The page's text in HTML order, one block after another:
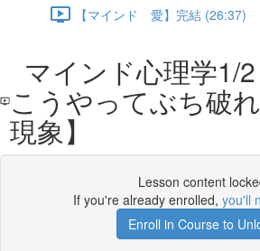
【マインド 愛】完結 (26:37)
マインド心理学1/
こうやってぶち破
現象】
Lesson content
If you're already enrolled, you'll
Enroll in Course to